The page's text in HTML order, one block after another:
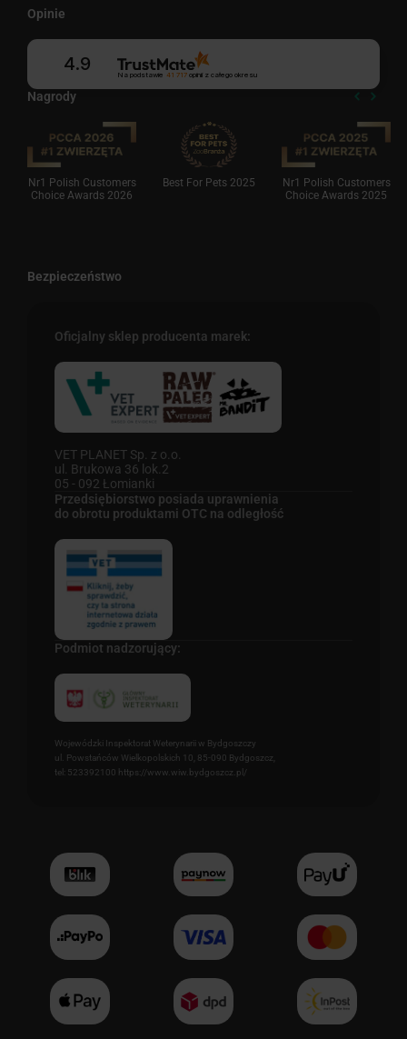
Nagrody
Nr1 Polish Customers
Choice Awards 2026
Best For Pets 2025
Nr1 Polish Customers
Choice Awards 2025
Opinie
4.9
Na podstawie 41 717opinii z całego okresu
Bezpieczeństwo
Oficjalny sklep producenta marek:
VET PLANET Sp. z o.o.
ul. Brukowa 36 lok.2
05 - 092 Łomianki
Przedsiębiorstwo posiada uprawnienia
do obrotu produktami OTC na odległość
Podmiot nadzorujący:
Wojewódzki Inspektorat Weterynarii w Bydgoszczy
ul. Powstańców Wielkopolskich 10, 85-090 Bydgoszcz,
tel: 523392100 https://www.wiw.bydgoszcz.pl/